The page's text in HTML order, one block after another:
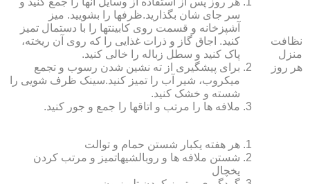
نظافت
منزل
هر روز
سر جای شان بگذارید.ظرف‏ها را بشویید. میز
آشپزخانه و قسمت روی کابینت‏ها را با دستمال تمیز
کنید. اجاق گاز و ذرات غذایی را که روی آن ریخته،
پاک کنید و سطل زباله را خالی کنید.
برای پیشگیری از ته نشین شدن رسوب و تجمع
میکروب، شیر آب را تمیز کنید.سینک ظرف شویی را
شسته و خشک کنید.
ملافه‏ ها را مرتب و اتاق‏ها را جمع و جور کنید.
هر هفته یکبار شستن حمام و توالت
شستن ملافه‏ ها و روبالشی‎هاتمیز و مرتب کردن
یخچال